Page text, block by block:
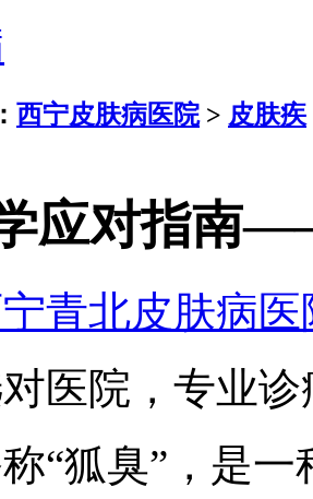
西宁皮肤病医院> 皮肤疾
应对指南
青北皮肤病医
医院，专业
“狐臭”，是